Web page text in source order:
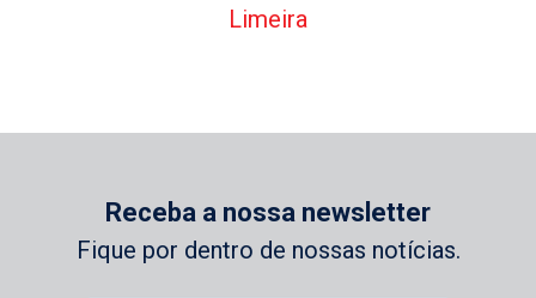
Limeira
Receba a nossa newsletter
Fique por dentro de nossas notícias.